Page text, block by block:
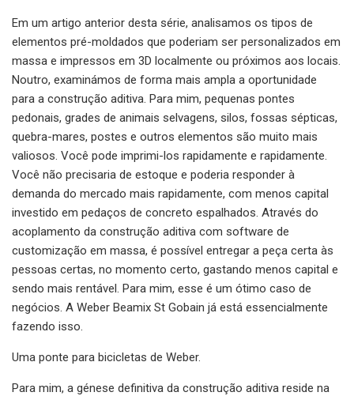
Em um artigo anterior desta série, analisamos os tipos de
elementos pré-moldados que poderiam ser personalizados em
massa e impressos em 3D localmente ou próximos aos locais.
Noutro, examinámos de forma mais ampla a oportunidade
para a construção aditiva. Para mim, pequenas pontes
pedonais, grades de animais selvagens, silos, fossas sépticas,
quebra-mares, postes e outros elementos são muito mais
valiosos. Você pode imprimi-los rapidamente e rapidamente.
Você não precisaria de estoque e poderia responder à
demanda do mercado mais rapidamente, com menos capital
investido em pedaços de concreto espalhados. Através do
acoplamento da construção aditiva com software de
customização em massa, é possível entregar a peça certa às
pessoas certas, no momento certo, gastando menos capital e
sendo mais rentável. Para mim, esse é um ótimo caso de
negócios. A Weber Beamix St Gobain já está essencialmente
fazendo isso.
Uma ponte para bicicletas de Weber.
Para mim, a génese definitiva da construção aditiva reside na